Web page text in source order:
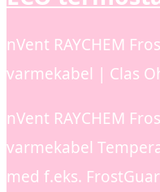
nVent RAYCHEM
varmekabel | Clas
nVent RAYCHEM
varmekabel
med f.eks.